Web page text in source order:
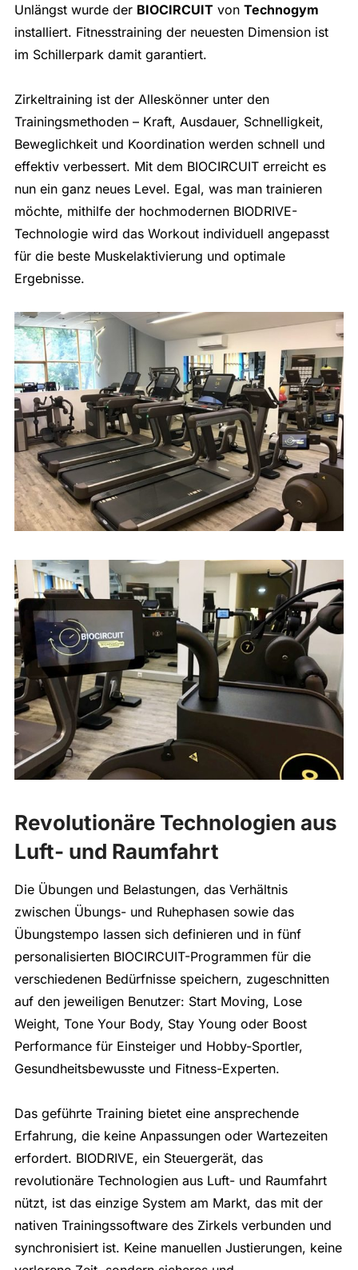
Unlängst wurde der BIOCIRCUITvon Technogym
installiert. Fitnesstraining der neuesten Dimension ist
im Schillerpark damit garantiert.
Zirkeltraining ist der Alleskönner unter den
Trainingsmethoden – Kraft, Ausdauer, Schnelligkeit,
Beweglichkeit und Koordination werden schnell und
effektiv verbessert. Mit dem BIOCIRCUIT erreicht es
nun ein ganz neues Level. Egal, was man trainieren
möchte, mithilfe der hochmodernen BIODRIVE-
Technologie wird das Workout individuell angepasst
für die beste Muskelaktivierung und optimale
Ergebnisse.
Revolutionäre Technologien aus
Luft- und Raumfahrt
Die Übungen und Belastungen, das Verhältnis
zwischen Übungs- und Ruhephasen sowie das
Übungstempo lassen sich definieren und in fünf
personalisierten BIOCIRCUIT-Programmen für die
verschiedenen Bedürfnisse speichern, zugeschnitten
auf den jeweiligen Benutzer: Start Moving, Lose
Weight, Tone Your Body, Stay Young oder Boost
Performance für Einsteiger und Hobby-Sportler,
Gesundheitsbewusste und Fitness-Experten.
Das geführte Training bietet eine ansprechende
Erfahrung, die keine Anpassungen oder Wartezeiten
erfordert. BIODRIVE, ein Steuergerät, das
revolutionäre Technologien aus Luft- und Raumfahrt
nützt, ist das einzige System am Markt, das mit der
nativen Trainingssoftware des Zirkels verbunden und
synchronisiert ist. Keine manuellen Justierungen, keine